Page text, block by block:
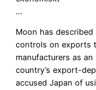
…
Moon has described
controls on exports
manufacturers as
country’s export-
accused Japan of